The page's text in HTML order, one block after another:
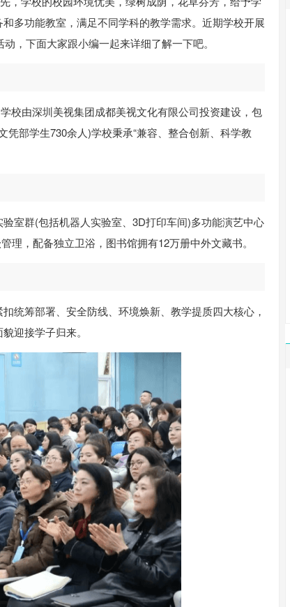
多功能教室，满足不同学科的教学需求。近期学校开展
，下面大家跟小编一起来详细了解一下吧。
校由深圳美视集团成都美视文化有限公司投资建设，包
部学生730余人)学校秉承“兼容、整合创新、科学教
室群(包括机器人实验室、3D打印车间)多功能演艺中心
，配备独立卫浴，图书馆拥有12万册中外文藏书。
统筹部署、安全防线、环境焕新、教学提质四大核心，
迎接学子归来。